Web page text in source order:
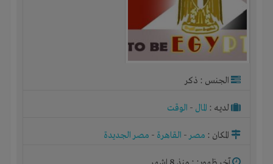
الجنس : ذكر
لديـه : المال - الوقت
المكان : مصر- القاهرة - مصر الجديدة